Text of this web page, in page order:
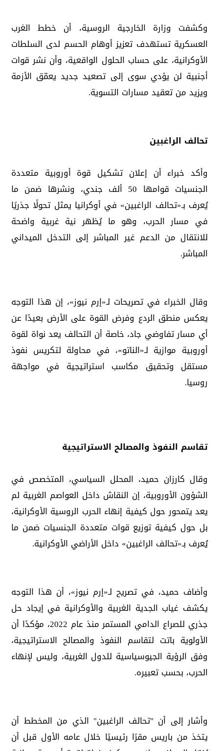
وكشفت وزارة الخارجية الروسية، أن خطط الغرب
العسكرية تستهدف تعزيز أوهام الحسم لدى السلطات
الأوكرانية، على حساب الحلول الواقعية، وأن نشر قوات
أجنبية لن يؤدي سوى إلى تصعيد جديد يعمّق الأزمة
ويزيد من تعقيد مسارات التسوية.
تحالف الراغبين
وأكد خبراء أن إعلان تشكيل قوة أوروبية متعددة
الجنسيات قوامها 50 ألف جندي، ونشرها ضمن ما
يُعرف بـ«تحالف الراغبين» في أوكرانيا يمثل تحولًا جذريًا
في مسار الحرب، وهو ما يُظهر نية غربية واضحة
للانتقال من الدعم غير المباشر إلى التدخل الميداني
المباشر.
وقال الخبراء في تصريحات لـ«إرم نيوز»، إن هذا التوجه
يعكس منطق الردع وفرض القوة على الأرض بعيدًا عن
أي مسار تفاوضي جاد، خاصة أن التحالف يعد نواة لقوة
أوروبية موازية لـ«الناتو»، في محاولة لتكريس نفوذ
مستقل وتحقيق مكاسب استراتيجية في مواجهة
روسيا.
تقاسم النفوذ والمصالح الاستراتيجية
وقال كارزان حميد، المحلل السياسي، المتخصص في
الشؤون الأوروبية، إن النقاش داخل العواصم الغربية لم
يعد يتمحور حول كيفية إنهاء الحرب الروسية الأوكرانية،
بل حول كيفية توزيع قوات متعددة الجنسيات ضمن ما
يُعرف بـ«تحالف الراغبين» داخل الأراضي الأوكرانية.
وأضاف حميد، في تصريح لـ«إرم نيوز»، أن هذا التوجه
يكشف غياب الجدية الغربية والأوكرانية في إيجاد حل
جذري للصراع الدامي المستمر منذ عام 2022، مؤكدًا أن
الأولوية باتت لتقاسم النفوذ والمصالح الاستراتيجية،
وفق الرؤية الجيوسياسية للدول الغربية، وليس لإنهاء
الحرب، بحسب تعبيره.
وأشار إلى أن "تحالف الراغبين" الذي من المخطط أن
يتخذ من باريس مقرًا رئيسيًا خلال عامه الأول قبل أن